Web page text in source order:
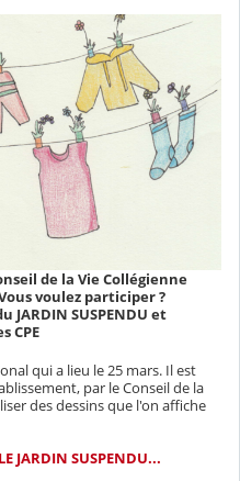
de la Vie Collégienne
voulez participer ?
JARDIN SUSPENDU et
CPE
qui a lieu le 25 mars. Il est
par le Conseil de la
des dessins que l'on affiche
LE JARDIN SUSPENDU...